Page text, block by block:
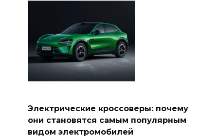
Электрические кроссоверы: почему
они становятся самым популярным
видом электромобилей